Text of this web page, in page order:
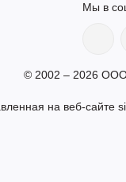
Мы в
© 2002 – 2026
на веб-сайте